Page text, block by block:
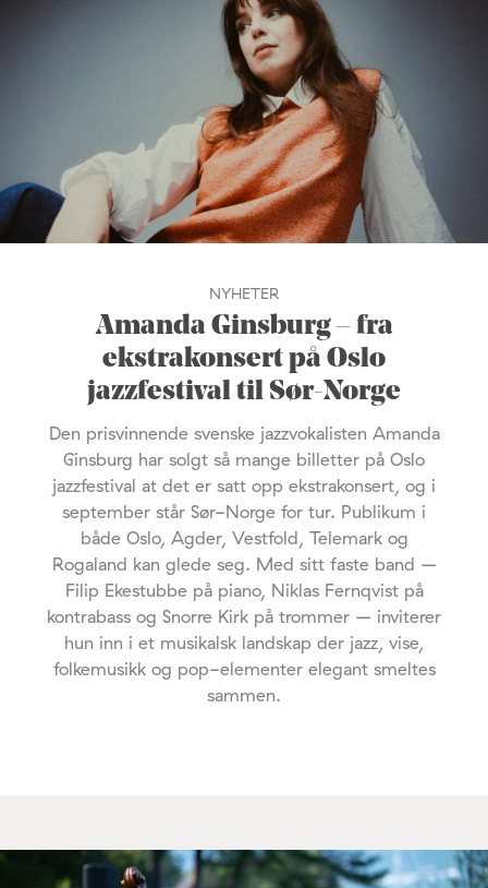
NYHETER
Amanda Ginsburg – fra
ekstrakonsert på Oslo
jazzfestival til Sør-Norge
Den prisvinnende svenske jazzvokalisten Amanda
Ginsburg har solgt så mange billetter på Oslo
jazzfestival at det er satt opp ekstrakonsert, og i
september står Sør-Norge for tur. Publikum i
både Oslo, Agder, Vestfold, Telemark og
Rogaland kan glede seg. Med sitt faste band –
Filip Ekestubbe på piano, Niklas Fernqvist på
kontrabass og Snorre Kirk på trommer – inviterer
hun inn i et musikalsk landskap der jazz, vise,
folkemusikk og pop-elementer elegant smeltes
sammen.